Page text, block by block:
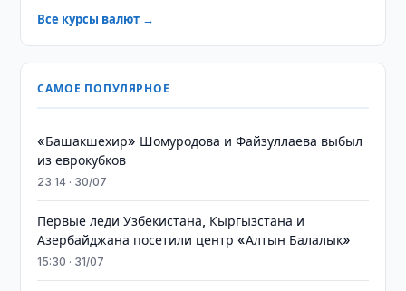
Все курсы валют →
САМОЕ ПОПУЛЯРНОЕ
«Башакшехир» Шомуродова и Файзуллаева выбыл
из еврокубков
23:14 · 30/07
Первые леди Узбекистана, Кыргызстана и
Азербайджана посетили центр «Алтын Балалык»
15:30 · 31/07